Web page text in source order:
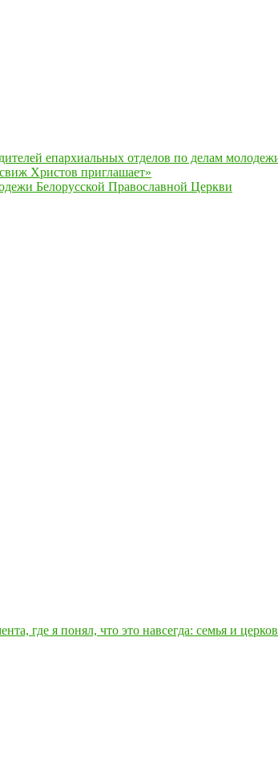
епархиальных отделов по делам
Христов приглашает»
Белорусской Православной Церкви
где я понял, что это навсегда: семья и